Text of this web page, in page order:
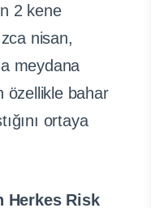
2 kene
nisan,
meydana
özellikle bahar
ortaya
Herkes Risk